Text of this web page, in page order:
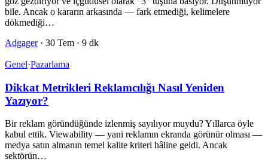
bile. Ancak o kararın arkasında — fark etmediği, kelimelere
dökmediği…
Adgager · 30 Tem · 9 dk
Genel·Pazarlama
Dikkat Metrikleri Reklamcılığı Nasıl Yeniden
Yazıyor?
Bir reklam göründüğünde izlenmiş sayılıyor muydu? Yıllarca öyle
kabul ettik. Viewability — yani reklamın ekranda görünür olması —
medya satın almanın temel kalite kriteri hâline geldi. Ancak
sektörün…